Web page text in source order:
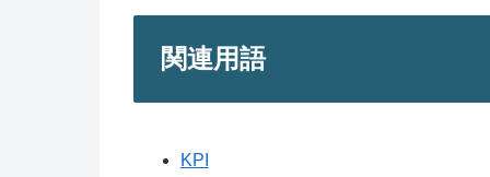
関連用語
KPI